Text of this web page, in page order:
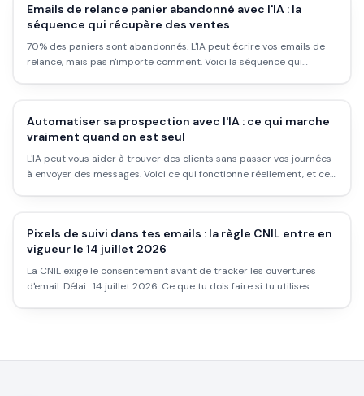
Emails de relance panier abandonné avec l'IA : la
séquence qui récupère des ventes
70% des paniers sont abandonnés. L'IA peut écrire vos emails de
relance, mais pas n'importe comment. Voici la séquence qui
Automatiser sa prospection avec l'IA : ce qui marche
vraiment quand on est seul
L'IA peut vous aider à trouver des clients sans passer vos journées
à envoyer des messages. Voici ce qui fonctionne réellement, et ce
Pixels de suivi dans tes emails : la règle CNIL entre en
vigueur le 14 juillet 2026
La CNIL exige le consentement avant de tracker les ouvertures
d'email. Délai : 14 juillet 2026. Ce que tu dois faire si tu utilises